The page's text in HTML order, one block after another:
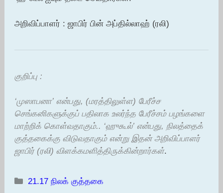
அறிவிப்பாளர் : ஜாபிர் பின் அப்தில்லாஹ் (ரலி)
குறிப்பு :
‘முஸாபனா’ என்பது, (மரத்திலுள்ள) பேரீச்ச
செங்கனிகளுக்குப் பதிலாக உலர்ந்த பேரீச்சம் பழங்களை
மாற்றிக் கொள்வதாகும்.. ‘ஹுகூல்’ என்பது, நிலத்தைக்
குத்தகைக்கு விடுவதாகும் என்று இதன் அறிவிப்பாளர்
ஜாபிர் (ரலி) விளக்கமளித்திருக்கின்றார்கள்.
Categories
21.17 நிலக் குத்தகை